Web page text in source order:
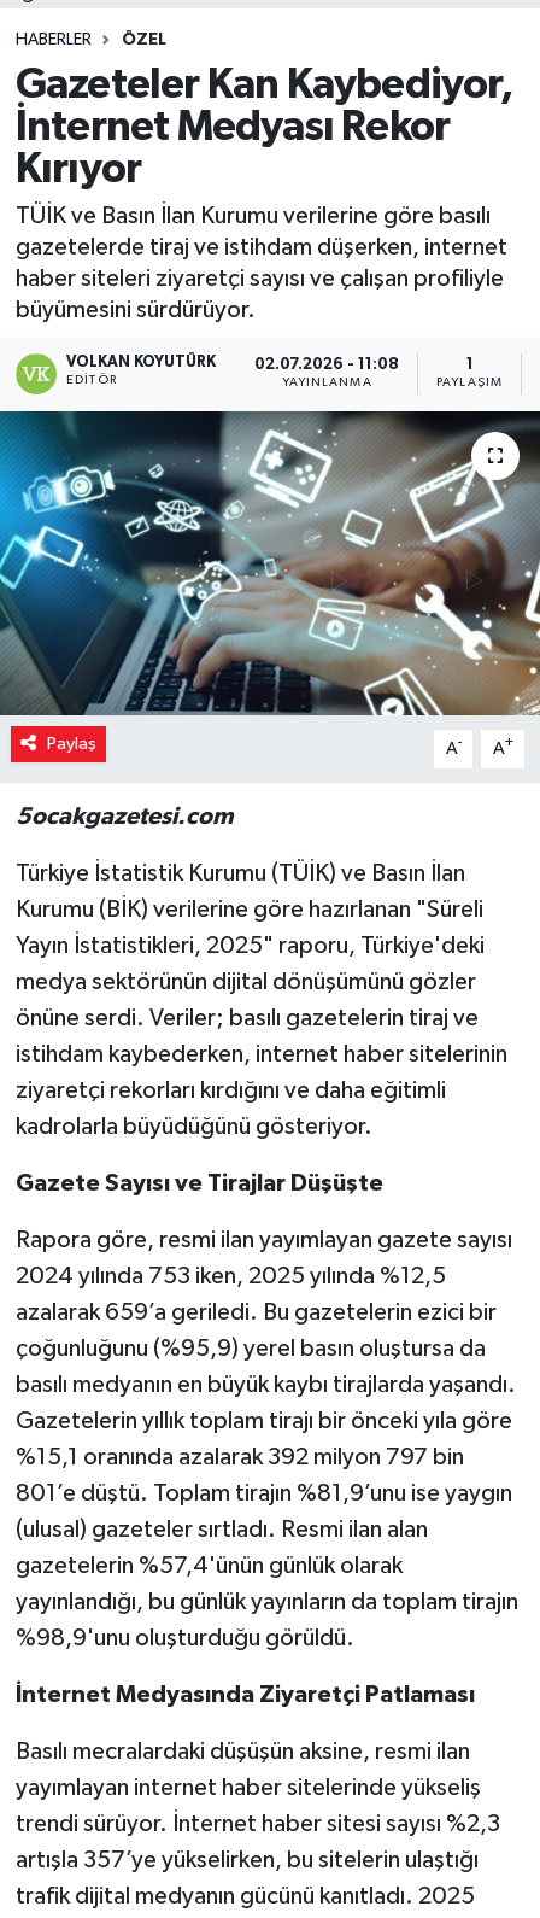
HABERLER ÖZEL
Gazeteler Kan Kaybediyor,
İnternet Medyası Rekor
Kırıyor
TÜİK ve Basın İlan Kurumu verilerine göre basılı
gazetelerde tiraj ve istihdam düşerken, internet
haber siteleri ziyaretçi sayısı ve çalışan profiliyle
büyümesini sürdürüyor.
VOLKAN KOYUTÜRK
EDITÖR
02.07.2026 - 11:08
YAYINLANMA PAYLAŞIM
Paylaş A- A+
5ocakgazetesi.com
Türkiye İstatistik Kurumu (TÜİK) ve Basın İlan
Kurumu (BİK) verilerine göre hazırlanan "Süreli
Yayın İstatistikleri, 2025" raporu, Türkiye'deki
medya sektörünün dijital dönüşümünü gözler
önüne serdi. Veriler; basılı gazetelerin tiraj ve
istihdam kaybederken, internet haber sitelerinin
ziyaretçi rekorları kırdığını ve daha eğitimli
kadrolarla büyüdüğünü gösteriyor.
Gazete Sayısı ve Tirajlar Düşüşte
Rapora göre, resmi ilan yayımlayan gazete sayısı
2024 yılında 753 iken, 2025 yılında %12,5
azalarak 659’a geriledi. Bu gazetelerin ezici bir
çoğunluğunu (%95,9) yerel basın oluştursa da
basılı medyanın en büyük kaybı tirajlarda yaşandı.
Gazetelerin yıllık toplam tirajı bir önceki yıla göre
%15,1 oranında azalarak 392 milyon 797 bin
801’e düştü. Toplam tirajın %81,9’unu ise yaygın
(ulusal) gazeteler sırtladı. Resmi ilan alan
gazetelerin %57,4'ünün günlük olarak
yayınlandığı, bu günlük yayınların da toplam tirajın
%98,9'unu oluşturduğu görüldü.
İnternet Medyasında Ziyaretçi Patlaması
Basılı mecralardaki düşüşün aksine, resmi ilan
yayımlayan internet haber sitelerinde yükseliş
trendi sürüyor. İnternet haber sitesi sayısı %2,3
artışla 357’ye yükselirken, bu sitelerin ulaştığı
trafik dijital medyanın gücünü kanıtladı. 2025